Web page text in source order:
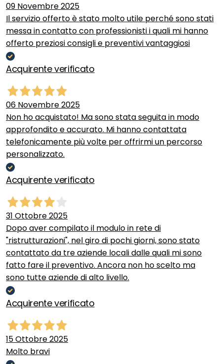
09 Novembre 2025
Il servizio offerto è stato molto utile perché sono stati
messa in contatto con professionisti i quali mi hanno
offerto preziosi consigli e preventivi vantaggiosi
Acquirente verificato
06 Novembre 2025
Non ho acquistato! Ma sono stata seguita in modo
approfondito e accurato. Mi hanno contattata
telefonicamente più volte per offrirmi un percorso
personalizzato.
Acquirente verificato
31 Ottobre 2025
Dopo aver compilato il modulo in rete di
"ristrutturazioni", nel giro di pochi giorni, sono stato
contattato da tre aziende locali dalle quali mi sono
fatto fare il preventivo. Ancora non ho scelto ma
sono tutte aziende di alto livello.
Acquirente verificato
15 Ottobre 2025
Molto bravi